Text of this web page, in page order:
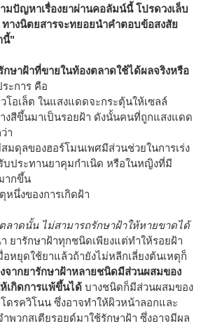
มปัญหาเรื่องยาผ่านคอลัมน์นี้ โปรดวงเล็บ
างนิตยสารจะทยอยนำคำตอบข้อสงสัย
นี้"
กษาฝ้าที่ขายในท้องตลาดใช้ได้ผลจริงหรือ
ะการ คือ
โอเล็ต ในแสงแดดจะกระตุ้นให้เซลล์
งสีขึ้นมาเป็นรอยฝ้า ดังนั้นคนที่ถูกแสงแดด
า
มดุลของฮอร์โมนเพศมีส่วนช่วยในการเร่ง
บประทานยาคุมกำเนิด หรือในหญิงที่มี
ากขึ้น
หนึ่งของการเกิดฝ้า
ลาดนั้น ไม่สามารถรักษาฝ้าให้หายขาดได้
ยารักษาฝ้าทุกชนิดเพียงแต่ทำให้รอยฝ้า
อหยุดใช้ยาแล้วถ้ายังไม่หลีกเลี่ยงต้นเหตุก็
งจากยารักษาฝ้าหลายชนิดมีส่วนผสมของ
เกิดการแพ้ขึ้นได้ บางชนิดก็มีส่วนผสมของ
ดรควิโนน ซึ่งอาจทำให้ผิวหน้าลอกและ
พวกสเตียรอยด์มาใช้รักษาฝ้า ซึ่งอาจมีผล